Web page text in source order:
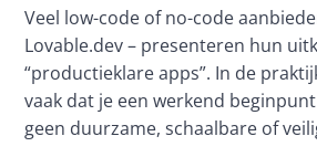
Veel low-code of no-code
Lovable.dev – presenteren hun
“productieklare apps”. In de
vaak dat je een werkend
geen duurzame, schaalbare of